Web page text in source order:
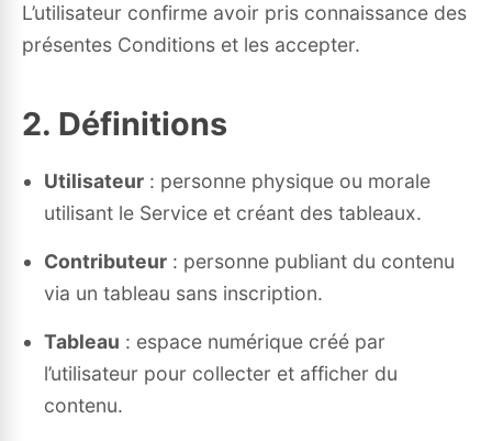
L’utilisateur confirme avoir pris connaissance des
présentes Conditions et les accepter.
2. Définitions
Utilisateur : personne physique ou morale
utilisant le Service et créant des tableaux.
Contributeur : personne publiant du contenu
via un tableau sans inscription.
Tableau : espace numérique créé par
l’utilisateur pour collecter et afficher du
contenu.